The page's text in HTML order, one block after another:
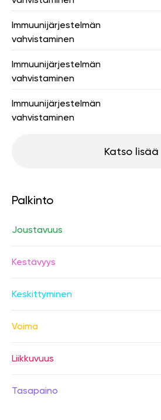
Immuunijärjestelmän
vahvistaminen
Immuunijärjestelmän
vahvistaminen
Immuunijärjestelmän
vahvistaminen
Katso lisää
Palkinto
Joustavuus
Kestävyys
Keskittyminen
Voima
Liikkuvuus
Tasapaino